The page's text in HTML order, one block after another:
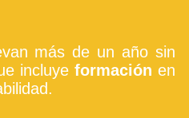
más de un año sin
incluye formación en